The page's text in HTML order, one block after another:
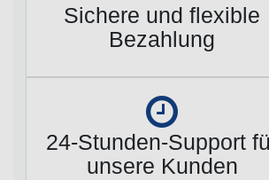
Sichere und flexible
Bezahlung
24-Stunden-Support
unsere Kunden